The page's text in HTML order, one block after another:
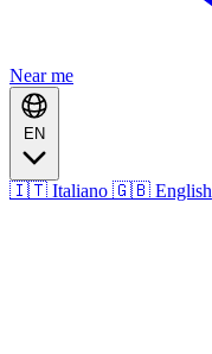
Near me
EN
🇮🇹 Italiano 🇬🇧 English